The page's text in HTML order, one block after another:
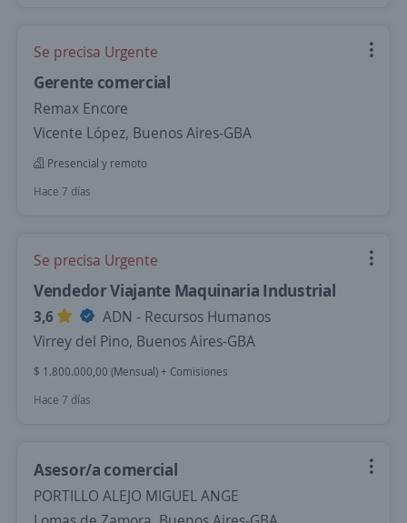
Se precisa Urgente
Gerente comercial
Remax Encore
Vicente López, Buenos Aires-GBA
Presencial y remoto
Hace 7 días
Se precisa Urgente
Vendedor Viajante Maquinaria Industrial
3,6
ADN - Recursos Humanos
Virrey del Pino, Buenos Aires-GBA
$ 1.800.000,00 (Mensual) + Comisiones
Hace 7 días
Asesor/a comercial
PORTILLO ALEJO MIGUEL ANGE